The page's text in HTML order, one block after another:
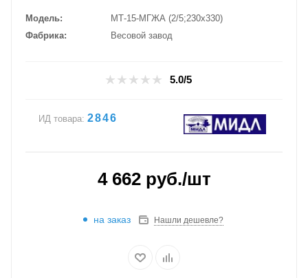
Модель
МТ-15-МГЖА (2/5;230х330)
Фабрика
Весовой завод
5.0/5
ИД товара: 2846
4 662руб./шт
на заказ Нашли дешевле?